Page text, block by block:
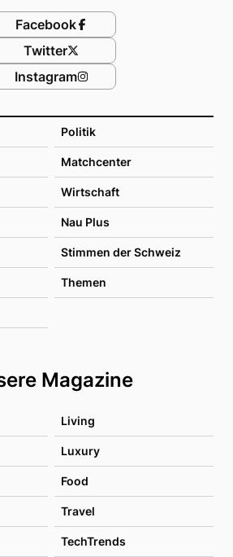
Politik
Matchcenter
Wirtschaft
Nau Plus
Stimmen der Schweiz
Themen
Magazine
Living
Luxury
Food
Travel
TechTrends
Facebook
Twitter
Instagram